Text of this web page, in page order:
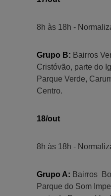
8h às 18h -
Grupo B: Bairros
Cristóvão, parte do
Parque Verde,
Centro.
18/out
8h às 18h -
Grupo A: Bairros
Parque do Som